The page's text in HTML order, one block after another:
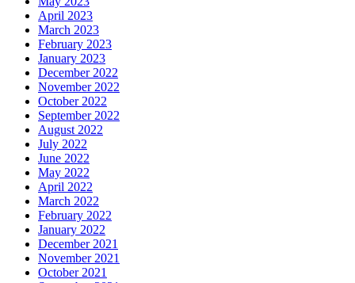
April 2023
March 2023
February 2023
January 2023
December 2022
November 2022
October 2022
September 2022
August 2022
July 2022
June 2022
May 2022
April 2022
March 2022
February 2022
January 2022
December 2021
November 2021
October 2021